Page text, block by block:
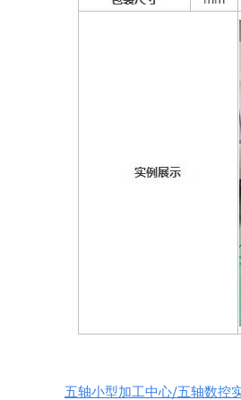
五轴小型加工中心/五轴数控